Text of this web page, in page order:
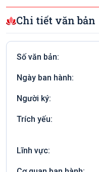
Chi tiết văn bản
Số văn bản:
Ngày ban hành:
Người ký:
Trích yếu:
Lĩnh vực: